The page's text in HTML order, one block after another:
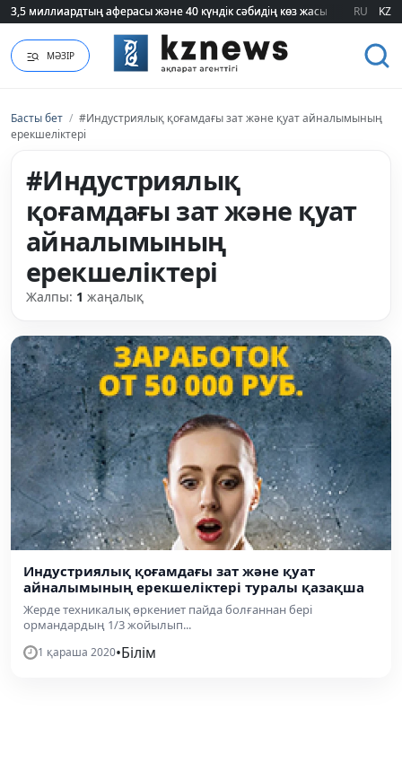
3,5 миллиардтың аферасы және 40 күндік сәбидің көз жасы:
3,5 миллиардтың аферасы және 40 күндік сәбидің көз жасы: RU KZ
МӘЗІР
Басты бет / #Индустриялық қоғамдағы зат және қуат айналымының
ерекшеліктері
#Индустриялық
қоғамдағы зат және қуат
айналымының
ерекшеліктері
Жалпы: 1 жаңалық
Индустриялық қоғамдағы зат және қуат
айналымының ерекшеліктері туралы қазақша
Жерде техникалық өркениет пайда болғаннан бері
ормандардың 1/3 жойылып...
1 қараша 2020•Білім